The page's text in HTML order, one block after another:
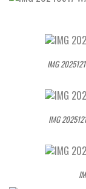
IMG
IMG